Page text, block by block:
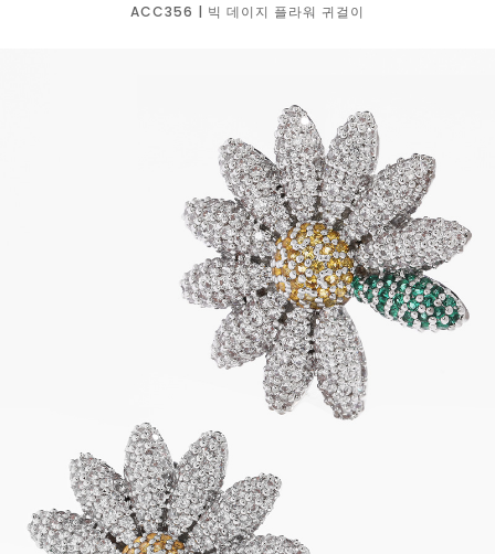
ACC356 | 빅 데이지 플라워 귀걸이